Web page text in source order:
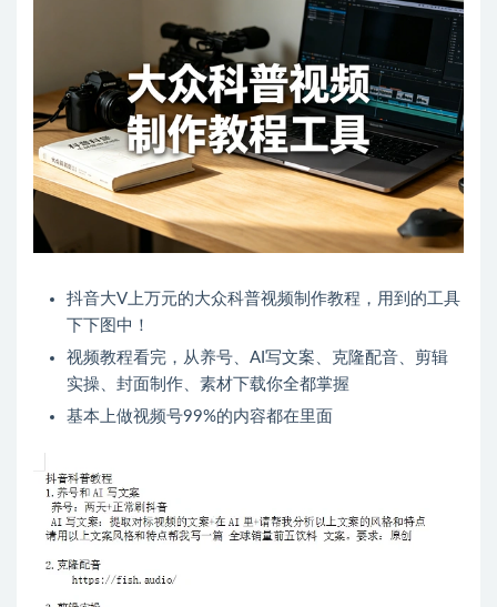
抖音大V上万元的大众科普视频制作教程，用到的工具
下下图中！
视频教程看完，从养号、AI写文案、克隆配音、剪辑
实操、封面制作、素材下载你全都掌握
基本上做视频号99%的内容都在里面